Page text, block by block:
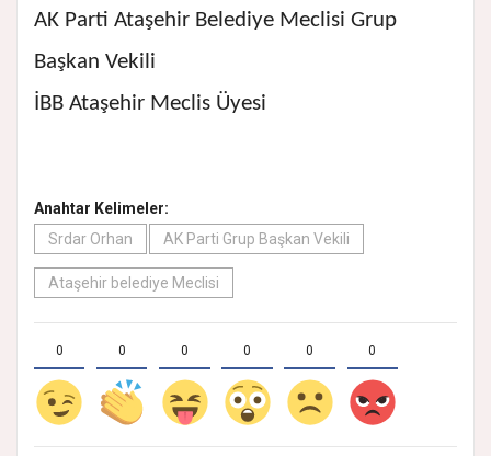
AK Parti Ataşehir Belediye Meclisi Grup
Başkan Vekili
İBB Ataşehir Meclis Üyesi
Anahtar Kelimeler:
Srdar Orhan
AK Parti Grup Başkan Vekili
Ataşehir belediye Meclisi
0 0 0 0 0 0